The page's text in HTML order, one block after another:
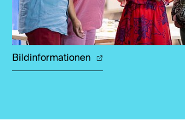
Bildinformationen